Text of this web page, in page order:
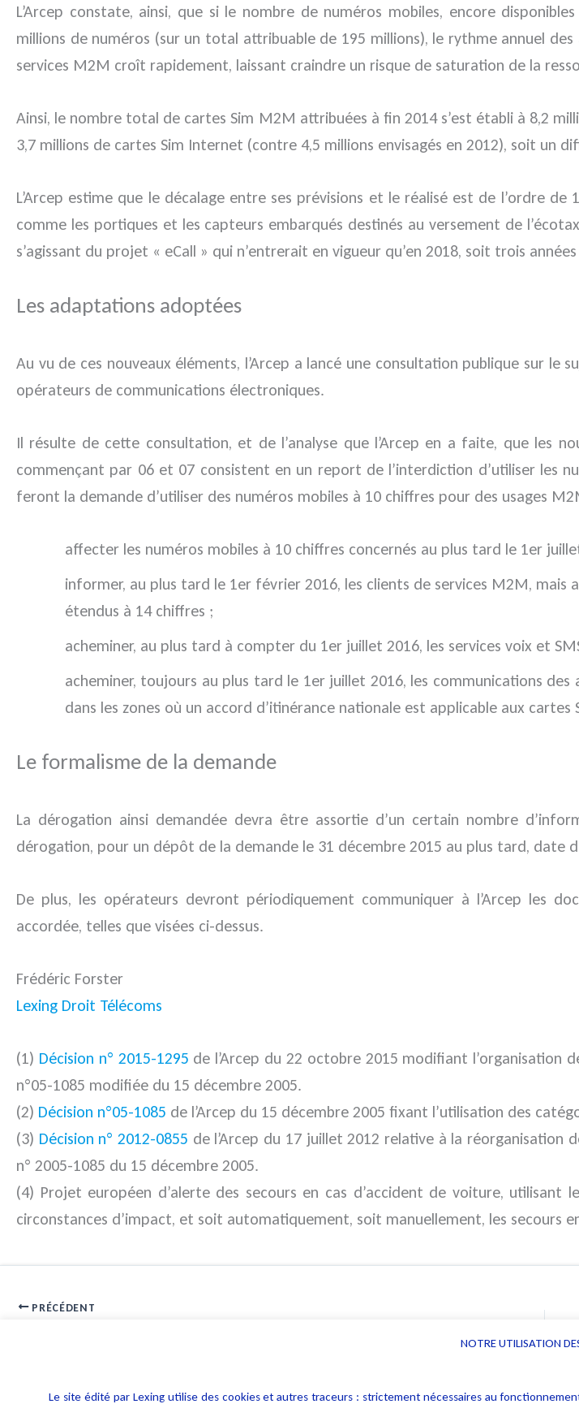
L’Arcep constate, ainsi, que si le nombre de numéros mobiles, encore
millions de numéros (sur un total attribuable de 195 millions), le rythme annuel
services M2M croît rapidement, laissant craindre un risque de saturation de la
Ainsi, le nombre total de cartes Sim M2M attribuées à fin 2014 s’est établi à 8,2
3,7 millions de cartes Sim Internet (contre 4,5 millions envisagés en 2012), soit un
L’Arcep estime que le décalage entre ses prévisions et le réalisé est de l’ordre
comme les portiques et les capteurs embarqués destinés au versement de
s’agissant du projet « eCall » qui n’entrerait en vigueur qu’en 2018, soit trois
Les adaptations adoptées
Au vu de ces nouveaux éléments, l’Arcep a lancé une consultation publique sur
opérateurs de communications électroniques.
Il résulte de cette consultation, et de l’analyse que l’Arcep en a faite, que les
commençant par 06 et 07 consistent en un report de l’interdiction d’utiliser les
feront la demande d’utiliser des numéros mobiles à 10 chiffres pour des usages
affecter les numéros mobiles à 10 chiffres concernés au plus tard le 1er
informer, au plus tard le 1er février 2016, les clients de services M2M,
étendus à 14 chiffres ;
acheminer, au plus tard à compter du 1er juillet 2016, les services voix et
acheminer, toujours au plus tard le 1er juillet 2016, les communications
dans les zones où un accord d’itinérance nationale est applicable aux
Le formalisme de la demande
La dérogation ainsi demandée devra être assortie d’un certain nombre
dérogation, pour un dépôt de la demande le 31 décembre 2015 au plus tard, date
De plus, les opérateurs devront périodiquement communiquer à l’Arcep les
accordée, telles que visées ci-dessus.
Frédéric Forster
Lexing Droit Télécoms
(1) Décision n° 2015-1295 de l’Arcep du 22 octobre 2015 modifiant
n°05-1085 modifiée du 15 décembre 2005.
(2) Décision n°05-1085 de l’Arcep du 15 décembre 2005 fixant l’utilisation des
(3) Décision n° 2012-0855 de l’Arcep du 17 juillet 2012 relative à la
n° 2005-1085 du 15 décembre 2005.
(4) Projet européen d’alerte des secours en cas d’accident de voiture,
circonstances d’impact, et soit automatiquement, soit manuellement, les secours
PRÉCÉDENT
NOTRE UTILISATION
Le site édité par Lexing utilise des cookies et autres traceurs : strictement nécessaires au